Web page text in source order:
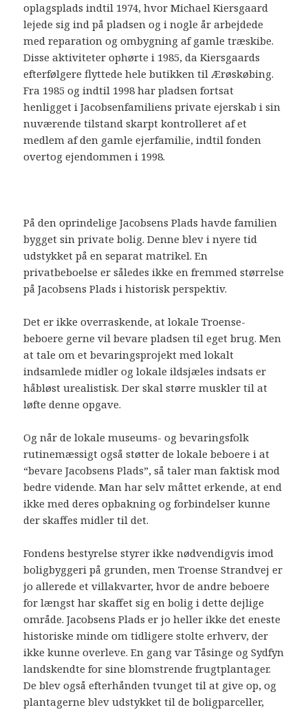
oplagsplads indtil 1974, hvor Michael Kiersgaard
lejede sig ind på pladsen og i nogle år arbejdede
med reparation og ombygning af gamle træskibe.
Disse aktiviteter ophørte i 1985, da Kiersgaards
efterfølgere flyttede hele butikken til Ærøskøbing.
Fra 1985 og indtil 1998 har pladsen fortsat
henligget i Jacobsenfamiliens private ejerskab i sin
nuværende tilstand skarpt kontrolleret af et
medlem af den gamle ejerfamilie, indtil fonden
overtog ejendommen i 1998.
På den oprindelige Jacobsens Plads havde familien
bygget sin private bolig. Denne blev i nyere tid
udstykket på en separat matrikel. En
privatbeboelse er således ikke en fremmed størrelse
på Jacobsens Plads i historisk perspektiv.
Det er ikke overraskende, at lokale Troense-
beboere gerne vil bevare pladsen til eget brug. Men
at tale om et bevaringsprojekt med lokalt
indsamlede midler og lokale ildsjæles indsats er
håbløst urealistisk. Der skal større muskler til at
løfte denne opgave.
Og når de lokale museums- og bevaringsfolk
rutinemæssigt også støtter de lokale beboere i at
“bevare Jacobsens Plads”, så taler man faktisk mod
bedre vidende. Man har selv måttet erkende, at end
ikke med deres opbakning og forbindelser kunne
der skaffes midler til det.
Fondens bestyrelse styrer ikke nødvendigvis imod
boligbyggeri på grunden, men Troense Strandvej er
jo allerede et villakvarter, hvor de andre beboere
for længst har skaffet sig en bolig i dette dejlige
område. Jacobsens Plads er jo heller ikke det eneste
historiske minde om tidligere stolte erhverv, der
ikke kunne overleve. En gang var Tåsinge og Sydfyn
landskendte for sine blomstrende frugtplantager.
De blev også efterhånden tvunget til at give op, og
plantagerne blev udstykket til de boligparceller,